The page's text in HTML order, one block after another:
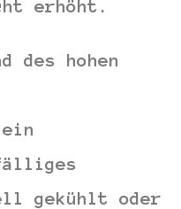
erhöht.
des hohen
gekühlt oder